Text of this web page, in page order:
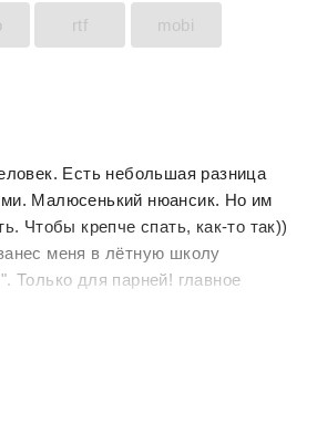
rtf mobi
Есть небольшая разница
Малюсенький нюансик. Но им
Чтобы крепче спать, как-то так))
меня в лётную школу
Только для парней! главное
заведения. Мужские традиции и